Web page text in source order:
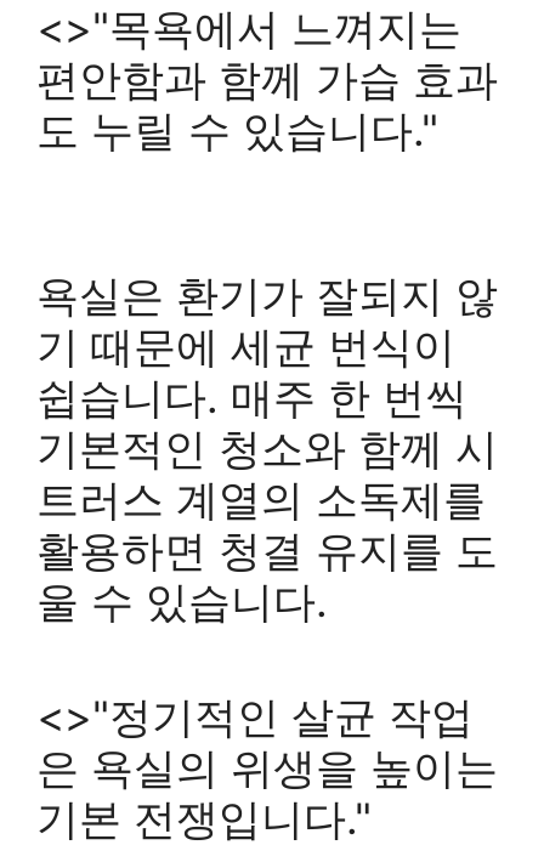
<>"목욕에서 느껴지는
편안함과 함께 가습 효과
도 누릴 수 있습니다."
욕실은 환기가 잘되지 않
기 때문에 세균 번식이
쉽습니다. 매주 한 번씩
기본적인 청소와 함께 시
트러스 계열의 소독제를
활용하면 청결 유지를 도
울 수 있습니다.
<>"정기적인 살균 작업
은 욕실의 위생을 높이는
기본 전쟁입니다."